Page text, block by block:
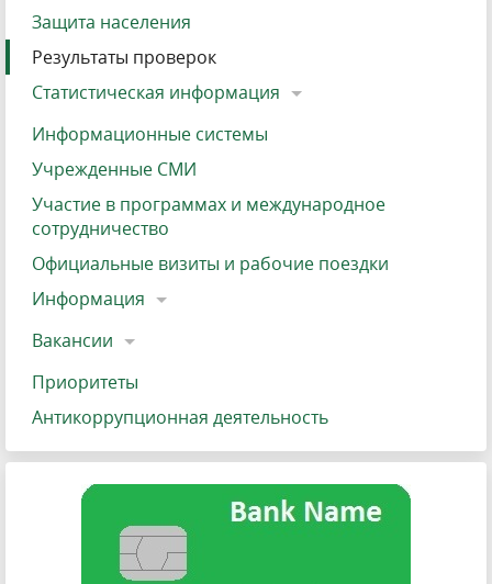
Защита населения
Результаты проверок
Статистическая информация
Информационные системы
Учрежденные СМИ
Участие в программах и международное
сотрудничество
Официальные визиты и рабочие поездки
Информация
Вакансии
Приоритеты
Антикоррупционная деятельность